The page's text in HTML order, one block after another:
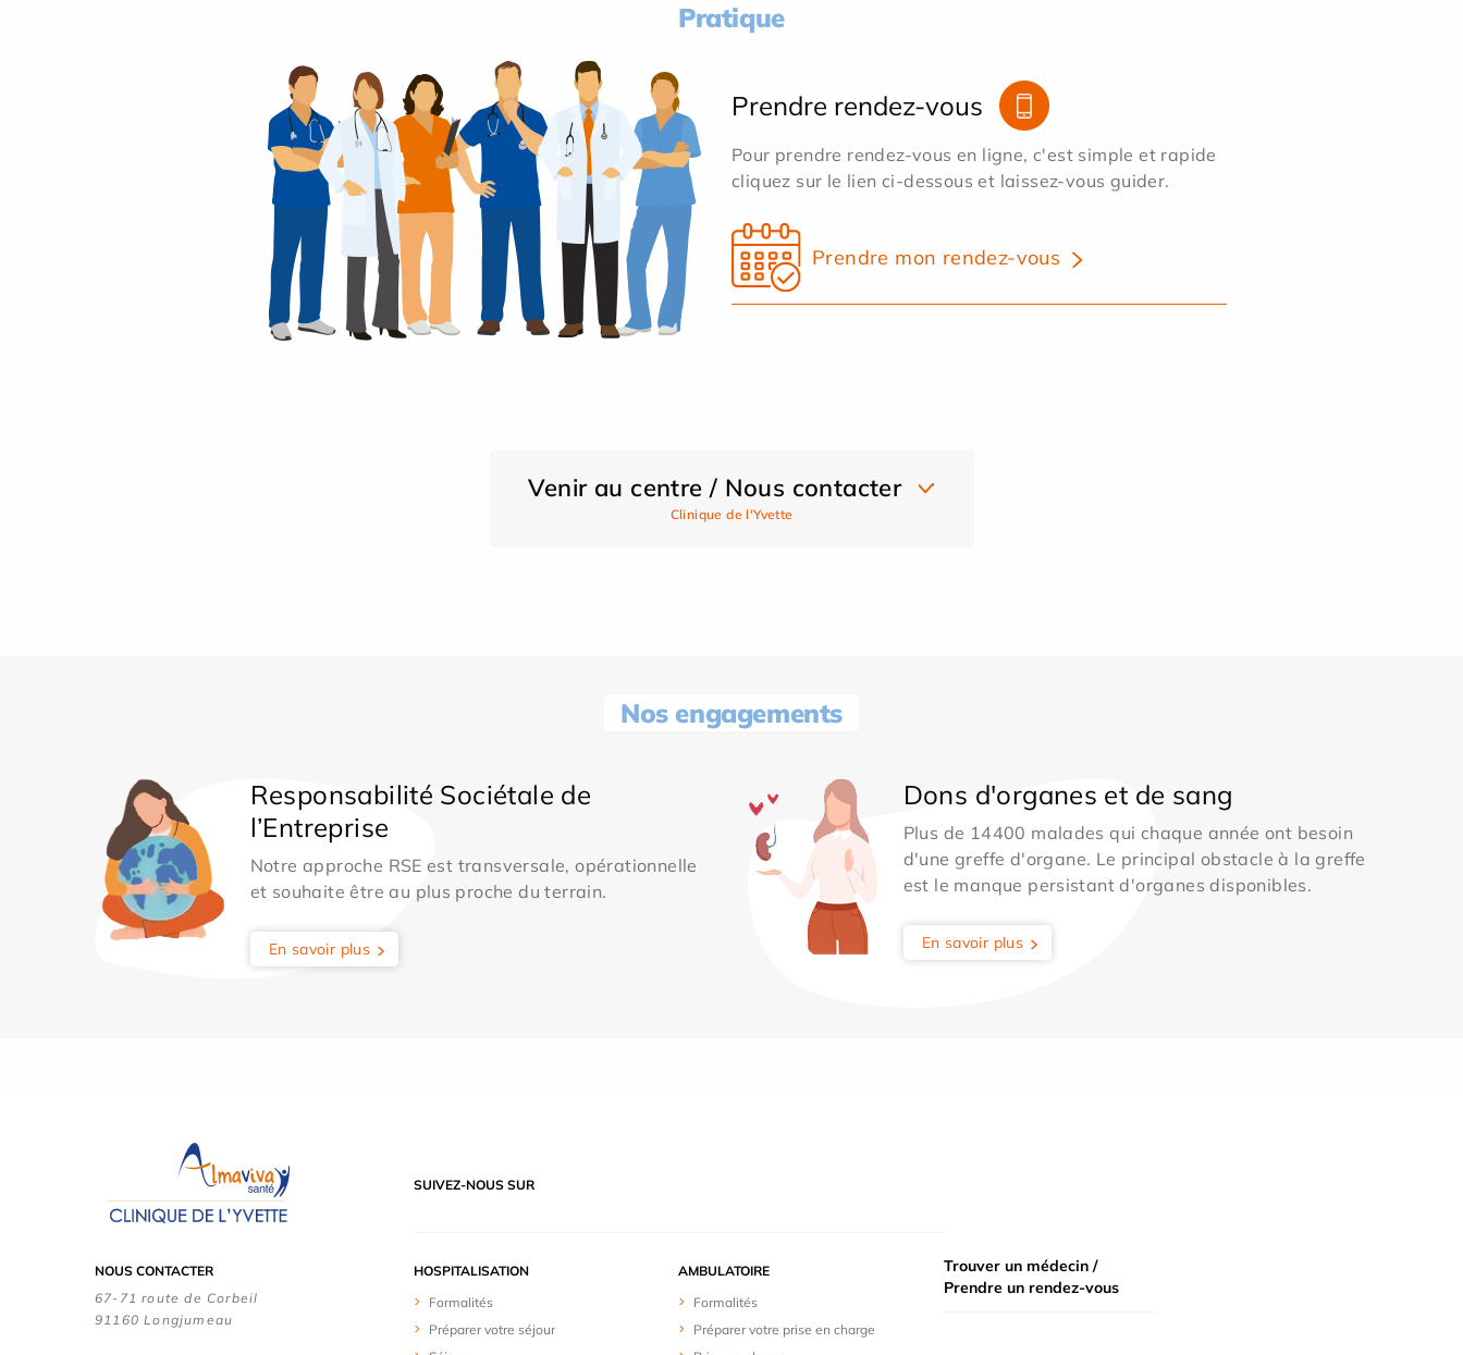
Pratique
Prendre rendez-vous
Pour prendre rendez-vous en ligne, c'est simple et rapide
cliquez sur le lien ci-dessous et laissez-vous guider.
Prendre mon rendez-vous
Venir au centre / Nous contacter
Clinique de l'Yvette
Nos engagements
Responsabilité Sociétale de
l’Entreprise
Notre approche RSE est transversale, opérationnelle
et souhaite être au plus proche du terrain.
En savoir plus
Dons d'organes et de sang
Plus de 14400 malades qui chaque année ont besoin
d'une greffe d'organe. Le principal obstacle à la greffe
est le manque persistant d'organes disponibles.
En savoir plus
SUIVEZ-NOUS SUR
NOUS CONTACTER
67-71 route de Corbeil
91160 Longjumeau
HOSPITALISATION
Formalités
Préparer votre séjour
AMBULATOIRE
Formalités
Préparer votre prise en charge
Trouver un médecin /
Prendre un rendez-vous